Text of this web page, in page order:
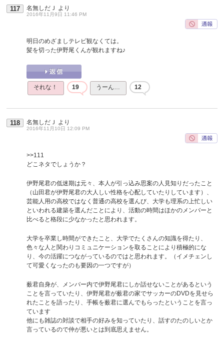
117 名無しだＪ より
2016年11月9日 11:46 PM
明日のめざましテレビ観なくては。
髪を切った伊野尾くんが観れますね♪
それな！ 19 うーん… 12
118 名無しだＪ より
2016年11月10日 12:09 PM
>>111
どこネタでしょうか？
伊野尾君の低迷期は元々、本人が引っ込み思案の人見知りだったこと
（山田君が伊野尾君の大人しい性格を心配していたりしています）、
芸能人用の高校ではなく普通の高校を選んび、大学も理系の上忙しい
といわれる建築を選んだことにより、活動の時間はほかのメンバーと
比べると格段に少なかったと思われます。
大学を卒業し時間ができたこと、大学でたくさんの知識を得たり、
色々な人と関わりコミュニケーションを取ることにより積極的にな
り、今の活躍につながっているのではと思われます。（イメチェンし
て可愛くなったのも要因の一つですが）
薮君自身が、メンバー内で伊野尾君にしか話せないことがあるという
ことを言っていたり、伊野尾君が薮君の家でサッカーのDVDを見せら
れたことを語ったり、手帳を薮君に選んでもらったということを言っ
ています
他にも雑誌の対談で相手の好みを知っていたり、話すのたのしいとか
言っているので仲が悪いとは到底思えません。